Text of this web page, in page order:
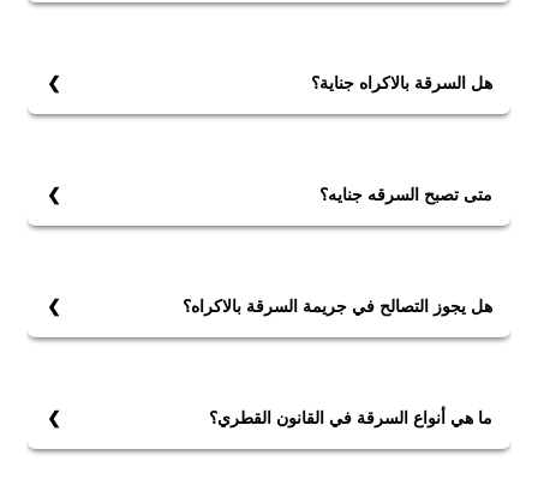
إذا كانت السرقة بسيطة، تُعتبر جنحة.
هل السرقة بالاكراه جناية؟
قانون العقوبات القطري، والتي تشمل السجن لمدة تصل إلى
متى تصبح السرقه جنايه؟
من قبل مجموعة أشخاص.
هل يجوز التصالح في جريمة السرقة بالاكراه؟
ما هي أنواع السرقة في القانون القطري؟